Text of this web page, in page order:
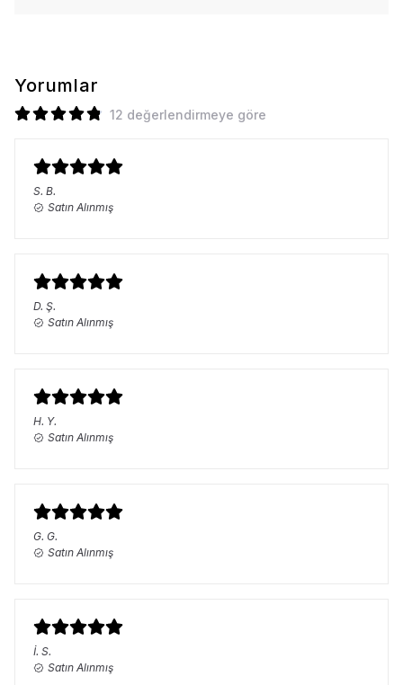
Yorumlar
12 değerlendirmeye göre
S. B.
Satın Alınmış
D. Ş.
Satın Alınmış
H. Y.
Satın Alınmış
G. G.
Satın Alınmış
İ. S.
Satın Alınmış